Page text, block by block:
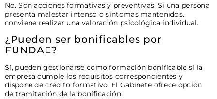
No. Son acciones formativas y preventivas. Si una persona
presenta malestar intenso o síntomas mantenidos,
conviene realizar una valoración psicológica individual.
¿Pueden ser bonificables por
FUNDAE?
Sí, pueden gestionarse como formación bonificable si la
empresa cumple los requisitos correspondientes y
dispone de crédito formativo. El Gabinete ofrece opción
de tramitación de la bonificación.